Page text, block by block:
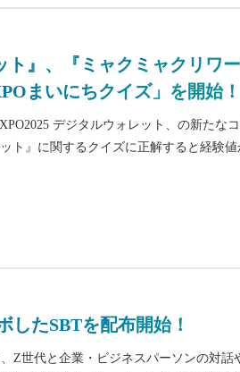
ト』、『ミャクミャクリワ
まいにちクイズ」を開始！
デジタルウォレット、の新たな
ト』に関するクイズに正解すると経験
したSBTを配布開始！
Z世代と企業・ビジネスパーソンの対話